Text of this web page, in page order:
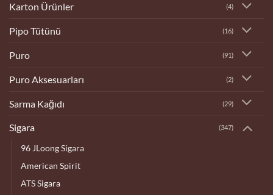
Karton Ürünler (4)
Pipo Tütünü (16)
Puro (91)
Puro Aksesuarları (2)
Sarma Kağıdı (29)
Sigara (347)
96 JLoong Sigara
American Spirit
ATS Sigara